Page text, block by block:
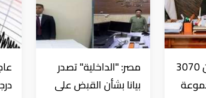
مصر: الإعلان عن 3070
مصر: "الداخلية" تصدر
بيانا بشأن القبض على